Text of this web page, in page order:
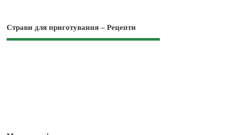
Страви для приготування – Рецепти